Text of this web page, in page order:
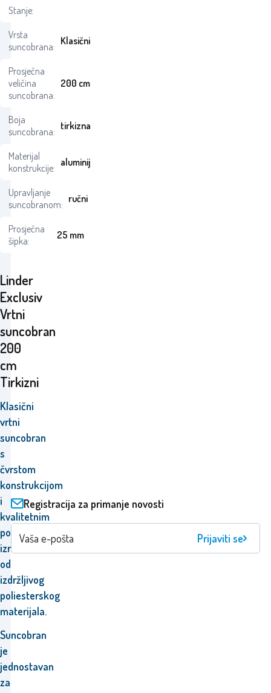
Linder
Exclusiv
Vrtni
suncobran
200
cm
Tirkizni
Klasični
vrtni
suncobran
s
čvrstom
konstrukcijom
i
kvalitetnim
pokrovom,
izrađenim
od
izdržljivog
poliesterskog
materijala.
Suncobran
je
jednostavan
za
Stanje:
Vrsta
suncobrana: Klasični
Prosječna
veličina
suncobrana:
200 cm
Boja
suncobrana: tirkizna
Materijal
konstrukcije: aluminij
Upravljanje
suncobranom: ručni
Prosječna
šipka:
25 mm
Registracija za primanje novosti
Prijaviti se